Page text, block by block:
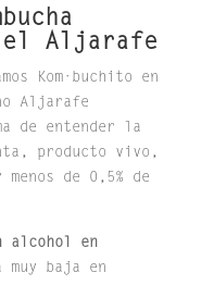
el Aljarafe
Kom·buchito en
Aljarafe
de entender la
producto vivo,
de 0,5% de
alcohol en
baja en